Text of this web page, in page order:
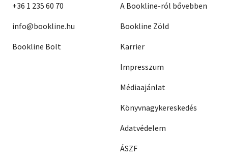
+36 1 235 60 70
info@bookline.hu
Bookline Bolt
A Bookline-ról bővebben
Bookline Zöld
Karrier
Impresszum
Médiaajánlat
Könyvnagykereskedés
Adatvédelem
ÁSZF